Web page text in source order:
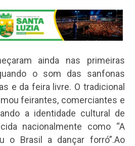
ainda nas primeiras
o som das sanfonas
e da feira livre. O tradicional
feirantes, comerciantes e
a identidade cultural de
nacionalmente como “A
o Brasil a dançar forró”.Ao